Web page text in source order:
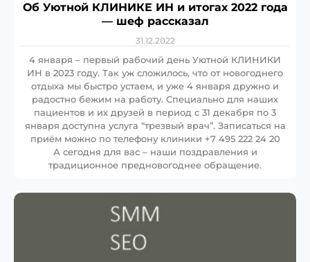
Об Уютной КЛИНИКЕ ИН и итогах 2022 года
— шеф рассказал
31.12.2022
4 января – первый рабочий день Уютной КЛИНИКИ
ИН в 2023 году. Так уж сложилось, что от новогоднего
отдыха мы быстро устаем, и уже 4 января дружно и
радостно бежим на работу. Специально для наших
пациентов и их друзей в период с 31 декабря по 3
января доступна услуга “трезвый врач”. Записаться на
приём можно по телефону клиники +7 495 222 24 20
А сегодня для вас – наши поздравления и
традиционное предновогоднее обращение.